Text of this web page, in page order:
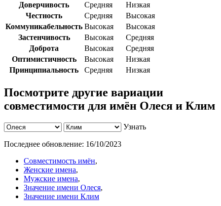
Доверчивость Средняя
Низкая
Честность
Средняя
Высокая
Коммуникабельность Высокая
Высокая
Застенчивость
Высокая
Средняя
Доброта
Высокая
Средняя
Оптимистичность
Высокая
Низкая
Принципиальность
Средняя Низкая
Посмотрите другие вариации
совместимости для имён Олеся и Клим
Узнать
Последнее обновление: 16/10/2023
Совместимость имён,
Женские имена,
Мужские имена,
Значение имени Олеся,
Значение имени Клим